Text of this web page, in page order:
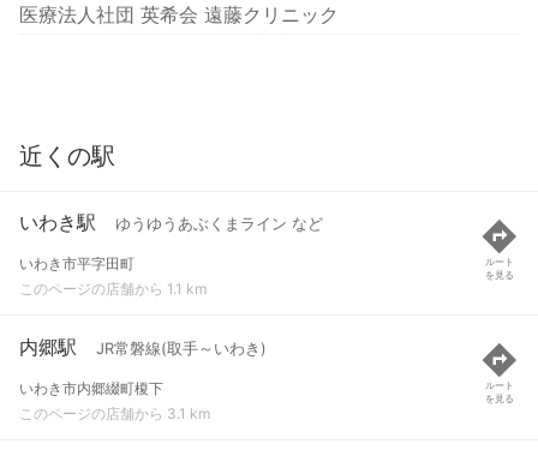
医療法人社団 英希会 遠藤クリニック
近くの駅
いわき駅 ゆうゆうあぶくまライン など
いわき市平字田町
このページの店舗から 1.1 km
ルート
を見る
内郷駅 JR常磐線(取手～いわき)
いわき市内郷綴町榎下
このページの店舗から 3.1 km
ルート
を見る